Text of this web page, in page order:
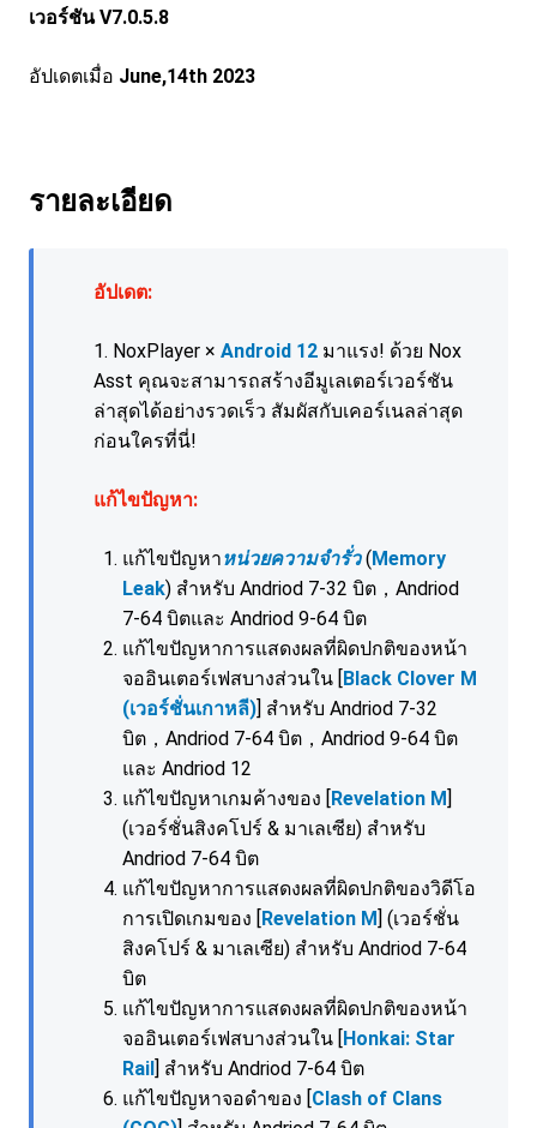
เวอร์ชัน V7.0.5.8
อัปเดตเมื่อ June,14th 2023
รายละเอียด
อัปเดต:
1. NoxPlayer × Android 12 มาแรง! ด้วย Nox
Asst คุณจะสามารถสร้างอีมูเลเตอร์เวอร์ชัน
ล่าสุดได้อย่างรวดเร็ว สัมผัสกับเคอร์เนลล่าสุด
ก่อนใครที่นี่!
แก้ไขปัญหา:
แก้ไขปัญหาหน่วยความจำรั่ว(Memory
Leak) สำหรับ Andriod 7-32 บิต，Andriod
7-64 บิตและ Andriod 9-64 บิต
แก้ไขปัญหาการแสดงผลที่ผิดปกติของหน้า
จออินเตอร์เฟสบางส่วนใน [Black Clover M
(เวอร์ชั่นเกาหลี)] สำหรับ Andriod 7-32
บิต，Andriod 7-64 บิต，Andriod 9-64 บิต
และ Andriod 12
แก้ไขปัญหาเกมค้างของ [Revelation M]
(เวอร์ชั่นสิงคโปร์ & มาเลเซีย) สำหรับ
Andriod 7-64 บิต
แก้ไขปัญหาการแสดงผลที่ผิดปกติของวิดีโอ
การเปิดเกมของ [Revelation M] (เวอร์ชั่น
สิงคโปร์ & มาเลเซีย) สำหรับ Andriod 7-64
บิต
แก้ไขปัญหาการแสดงผลที่ผิดปกติของหน้า
จออินเตอร์เฟสบางส่วนใน [Honkai: Star
Rail] สำหรับ Andriod 7-64 บิต
แก้ไขปัญหาจอดำของ [Clash of Clans